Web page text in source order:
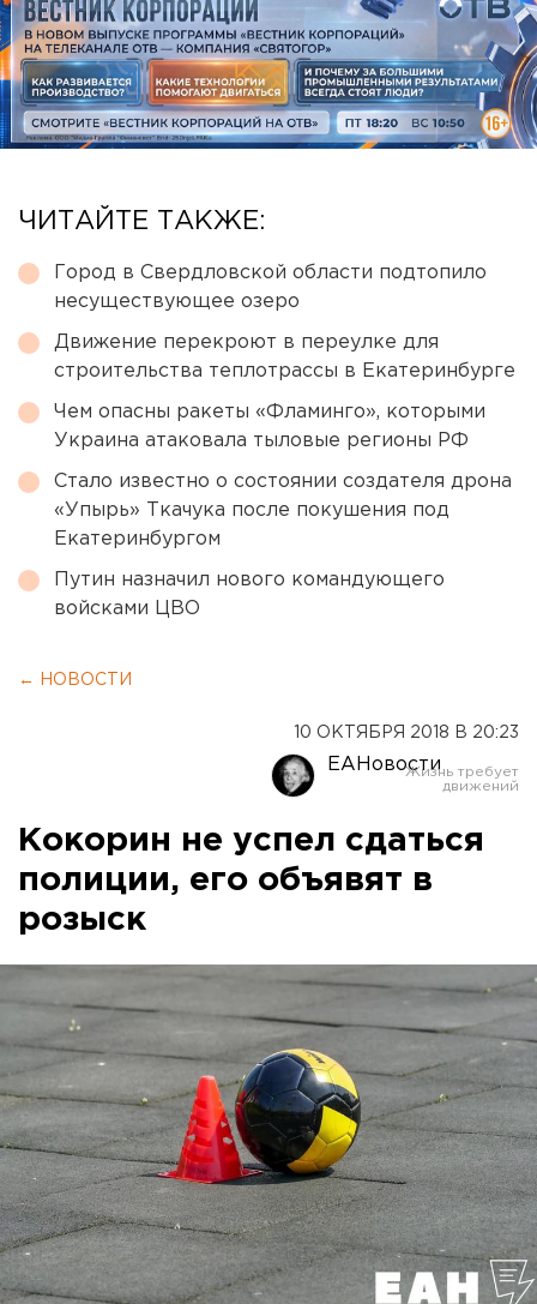
ЧИТАЙТЕ ТАКЖЕ:
Город в Свердловской области подтопило
несуществующее озеро
Движение перекроют в переулке для
строительства теплотрассы в Екатеринбурге
Чем опасны ракеты «Фламинго», которыми
Украина атаковала тыловые регионы РФ
Стало известно о состоянии создателя дрона
«Упырь» Ткачука после покушения под
Екатеринбургом
Путин назначил нового командующего
войсками ЦВО
← НОВОСТИ
10 ОКТЯБРЯ 2018 В 20:23
ЕАНовости
Кокорин не успел сдаться
полиции, его объявят в
розыск